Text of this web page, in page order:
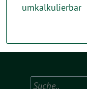
umkalkulierbar
Suchen